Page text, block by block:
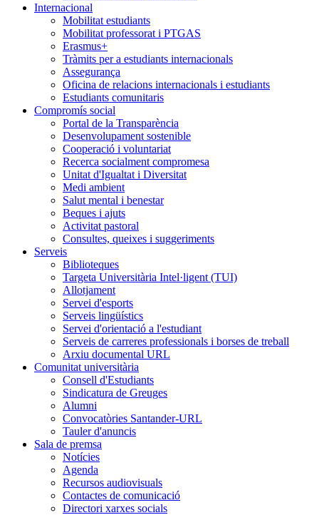
Internacional
Mobilitat estudiants
Mobilitat professorat i PTGAS
Erasmus+
Tràmits per a estudiants internacionals
Assegurança
Oficina de relacions internacionals i estudiants
Estudiants comunitaris
Compromís social
Portal de la Transparència
Desenvolupament sostenible
Cooperació i voluntariat
Recerca socialment compromesa
Unitat d'Igualtat i Diversitat
Medi ambient
Salut mental i benestar
Beques i ajuts
Activitat pastoral
Consultes, queixes i suggeriments
Serveis
Biblioteques
Targeta Universitària Intel·ligent (TUI)
Allotjament
Servei d'esports
Serveis lingüístics
Servei d'orientació a l'estudiant
Serveis de carreres professionals i borses de treball
Arxiu documental URL
Comunitat universitària
Consell d'Estudiants
Sindicatura de Greuges
Alumni
Convocatòries Santander-URL
Tauler d'anuncis
Sala de premsa
Notícies
Agenda
Recursos audiovisuals
Contactes de comunicació
Directori xarxes socials